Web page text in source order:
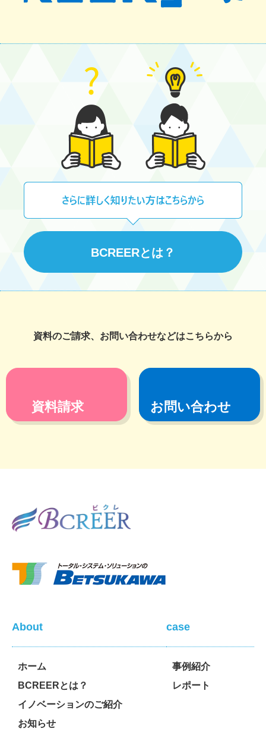
BCREERとは？
資料のご請求、お問い合わせなどはこちらから
資料請求 お問い合わせ
About
ホーム
BCREERとは？
イノベーションのご紹介
お知らせ
case
事例紹介
レポート